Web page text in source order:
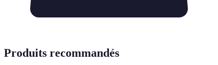
Produits recommandés